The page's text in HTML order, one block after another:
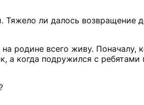
Тяжело ли далось возвращение
родине всего живу.
а когда подружился с